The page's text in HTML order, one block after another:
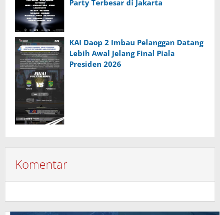
Party Terbesar di Jakarta
KAI Daop 2 Imbau Pelanggan Datang
Lebih Awal Jelang Final Piala
Presiden 2026
Komentar